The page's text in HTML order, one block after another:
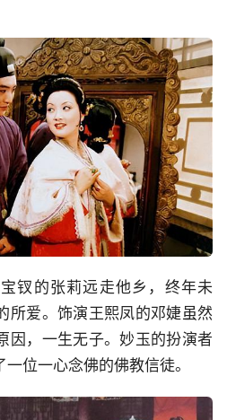
钗的张莉远走他乡，终年未
所爱。饰演王熙凤的邓婕虽然
因，一生无子。妙玉的扮演者
位一心念佛的佛教信徒。